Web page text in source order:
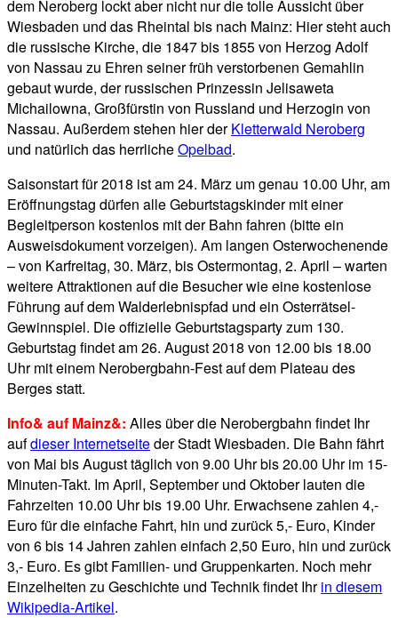
dem Neroberg lockt aber nicht nur die tolle Aussicht über
Wiesbaden und das Rheintal bis nach Mainz: Hier steht auch
die russische Kirche, die 1847 bis 1855 von Herzog Adolf
von Nassau zu Ehren seiner früh verstorbenen Gemahlin
gebaut wurde, der russischen Prinzessin Jelisaweta
Michailowna, Großfürstin von Russland und Herzogin von
Nassau. Außerdem stehen hier derKletterwald Neroberg
und natürlich das herrlicheOpelbad.
Saisonstart für 2018 ist am 24. März um genau 10.00 Uhr, am
Eröffnungstag dürfen alle Geburtstagskinder mit einer
Begleitperson kostenlos mit der Bahn fahren (bitte ein
Ausweisdokument vorzeigen). Am langen Osterwochenende
– von Karfreitag, 30. März, bis Ostermontag, 2. April – warten
weitere Attraktionen auf die Besucher wie eine kostenlose
Führung auf dem Walderlebnispfad und ein Osterrätsel-
Gewinnspiel. Die offizielle Geburtstagsparty zum 130.
Geburtstag findet am 26. August 2018 von 12.00 bis 18.00
Uhr mit einem Nerobergbahn-Fest auf dem Plateau des
Berges statt.
Info& auf Mainz&: Alles über die Nerobergbahn findet Ihr
aufdieser Internetseiteder Stadt Wiesbaden. Die Bahn fährt
von Mai bis August täglich von 9.00 Uhr bis 20.00 Uhr im 15-
Minuten-Takt. Im April, September und Oktober lauten die
Fahrzeiten 10.00 Uhr bis 19.00 Uhr. Erwachsene zahlen 4,-
Euro für die einfache Fahrt, hin und zurück 5,- Euro, Kinder
von 6 bis 14 Jahren zahlen einfach 2,50 Euro, hin und zurück
3,- Euro. Es gibt Familien- und Gruppenkarten. Noch mehr
Einzelheiten zu Geschichte und Technik findet Ihrin diesem
Wikipedia-Artikel.